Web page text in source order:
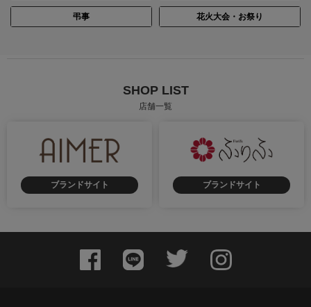
弔事 花火大会・お祭り
SHOP LIST
店舗一覧
ブランドサイト ブランドサイト